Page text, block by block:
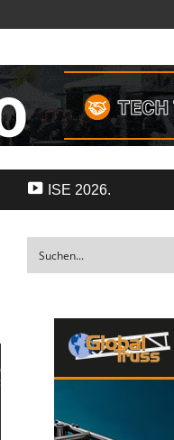
ISE 2026.